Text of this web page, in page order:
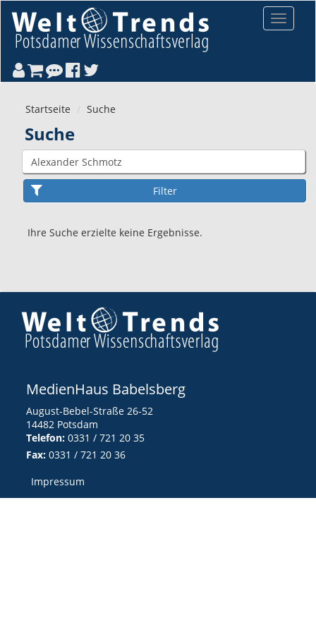
Toggle
Startseite Suche
Suche
Ihre Suche erzielte keine Ergebnisse.
MedienHaus Babelsberg
August-Bebel-Straße 26-52
14482 Potsdam
Telefon: 0331 / 721 20 35
Fax: 0331 / 721 20 36
Impressum